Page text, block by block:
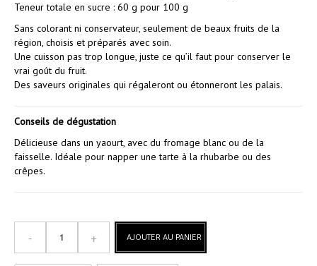
Teneur totale en sucre : 60 g pour 100 g
Sans colorant ni conservateur, seulement de beaux fruits de la
région, choisis et préparés avec soin.
Une cuisson pas trop longue, juste ce qu’il faut pour conserver le
vrai goût du fruit.
Des saveurs originales qui régaleront ou étonneront les palais.
Conseils de dégustation
Délicieuse dans un yaourt, avec du fromage blanc ou de la
faisselle. Idéale pour napper une tarte à la rhubarbe ou des
crêpes.
AJOUTER AU PANIER